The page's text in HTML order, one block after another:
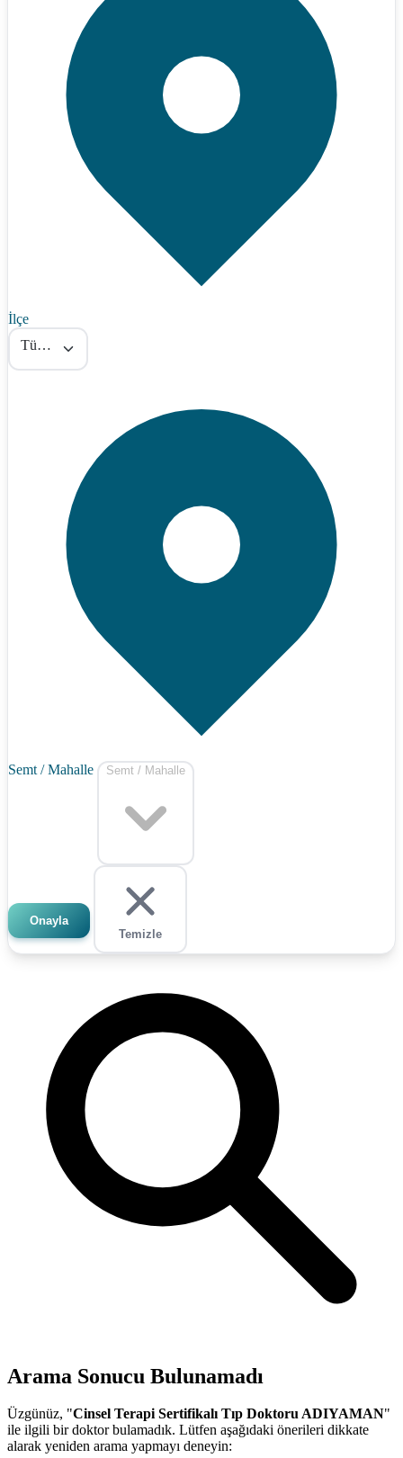
İlçe
Tümü
Semt / Mahalle Semt / Mahalle
Onayla
Temizle
Arama Sonucu Bulunamadı
Üzgünüz, "Cinsel Terapi Sertifikalı Tıp Doktoru ADIYAMAN"
ile ilgili bir doktor bulamadık. Lütfen aşağıdaki önerileri dikkate
alarak yeniden arama yapmayı deneyin: